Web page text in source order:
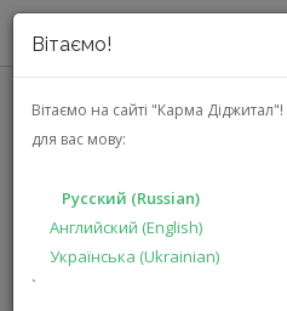
Вітаємо!
Вітаємо на сайті "Карма Діджитал"!
для вас мову:
Русский (Russian)
Английский (English)
Українська (Ukrainian)
`
О НАС
АКЦИИ
РЕШЕНИЯ
ПРОИЗВОДИТЕЛЯМ
(JBLTBEAM2WHT)
ГЛАВНАЯ КАТАЛОГ